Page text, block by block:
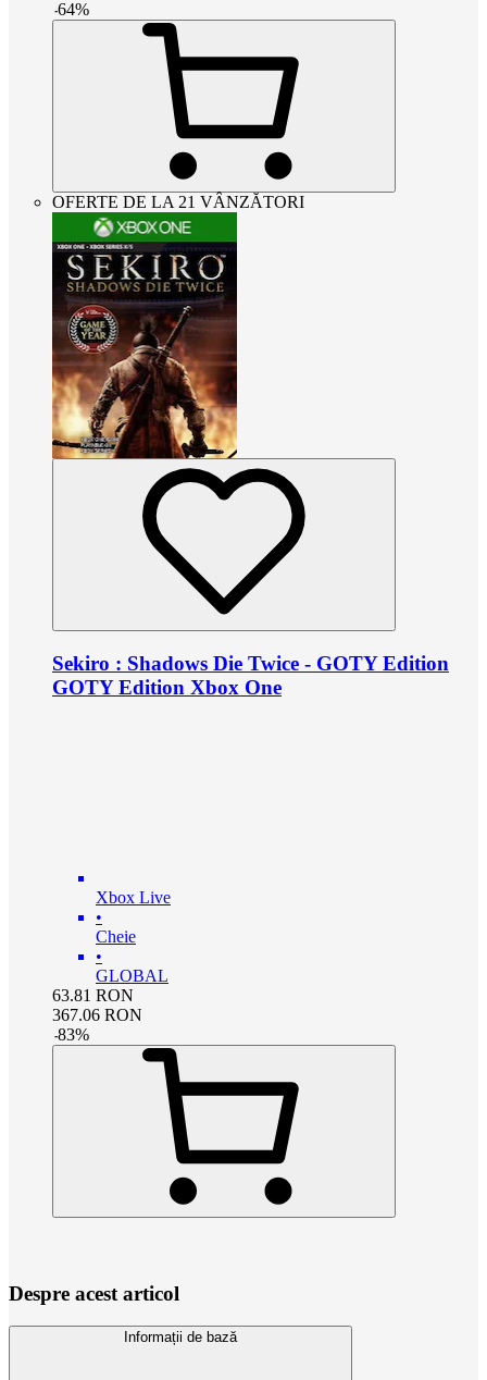
-64%
OFERTE DE LA 21 VÂNZĂTORI
Sekiro : Shadows Die Twice - GOTY Edition
GOTY Edition Xbox One
Xbox Live
•
Cheie
•
GLOBAL
63.81 RON
367.06 RON
-83%
Despre acest articol
Informații de bază